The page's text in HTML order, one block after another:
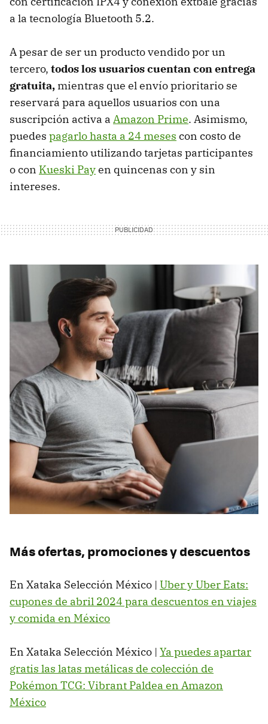
a la tecnología Bluetooth 5.2.
A pesar de ser un producto vendido por un
tercero, todos los usuarios cuentan con entrega
gratuita, mientras que el envío prioritario se
reservará para aquellos usuarios con una
suscripción activa a Amazon Prime. Asimismo,
puedes pagarlo hasta a 24 meses con costo de
financiamiento utilizando tarjetas participantes
o con Kueski Payen quincenas con y sin
intereses.
Más ofertas, promociones y descuentos
En Xataka Selección México | Uber y Uber Eats:
cupones de abril 2024 para descuentos en viajes
y comida en México
En Xataka Selección México | Ya puedes apartar
gratis las latas metálicas de colección de
Pokémon TCG: Vibrant Paldea en Amazon
México